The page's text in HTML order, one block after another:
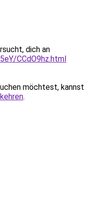
dich an
CCdO9hz.html
möchtest, kannst
.